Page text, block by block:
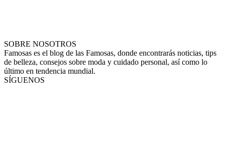
SOBRE NOSOTROS
Famosas es el blog de las Famosas, donde encontrarás noticias, tips
de belleza, consejos sobre moda y cuidado personal, así como lo
último en tendencia mundial.
SÍGUENOS